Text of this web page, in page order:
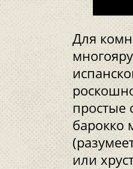
Для
простые
барокко
или